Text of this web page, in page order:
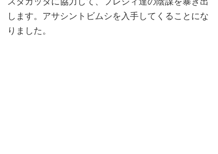
します。アサシントビムシを入手してくることにな
りました。